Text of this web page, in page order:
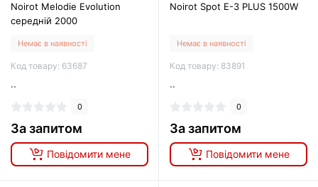
Noirot Melodie Evolution
середній 2000
Немає в наявності
Код товару: 63687
..
0
За запитом
Повідомити мене
Noirot Spot E-3 PLUS 1500W
Немає в наявності
Код товару: 83891
..
0
За запитом
Повідомити мене